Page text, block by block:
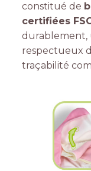
constitué de
certifiées
durablement,
respectueux
traçabilité